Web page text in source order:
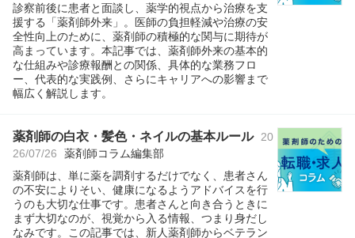
診察前後に患者と面談し、薬学的視点から治療を支
援する「薬剤師外来」。医師の負担軽減や治療の安
全性向上のために、薬剤師の積極的な関与に期待が
高まっています。本記事では、薬剤師外来の基本的
な仕組みや診療報酬との関係、具体的な業務フロ
ー、代表的な実践例、さらにキャリアへの影響まで
幅広く解説します。
薬剤師の白衣・髪色・ネイルの基本ルール
20
26/07/26
薬剤師コラム編集部
薬剤師は、単に薬を調剤するだけでなく、患者さん
の不安によりそい、健康になるようアドバイスを行
うのも大切な仕事です。患者さんと向き合うときに
まず大切なのが、視覚から入る情報、つまり身だし
なみです。この記事では、新人薬剤師からベテラン